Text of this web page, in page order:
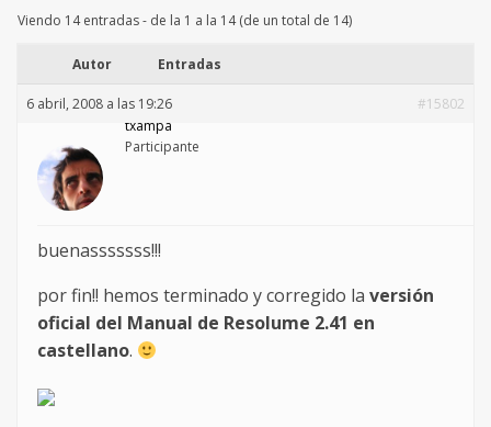
Viendo 14 entradas - de la 1 a la 14 (de un total de 14)
Autor Entradas
6 abril, 2008 a las 19:26
#15802
txampa
Participante
buenasssssss!!!
por fin!! hemos terminado y corregido la versión
oficial del Manual de Resolume 2.41 en
castellano.